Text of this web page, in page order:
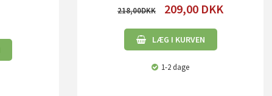
218,00 209,00 DKK
LÆG I KURVEN
1-2 dage